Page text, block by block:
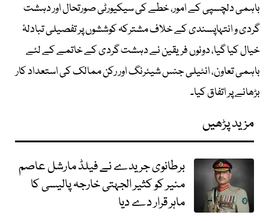
باہمی دلچسپی کے امور، خطے کی سیکیورٹی صورتحال اور دہشت
گردی و انتہاپسندی کے خلاف مشترکہ کوششوں پر تفصیلی تبادلۂ
خیال کیا گیا، دونوں فریقین نے دہشت گردی کے خاتمے کے لئے
باہمی تعاون، انٹیلی جنس شیئرنگ اور رکن ممالک کی استعداد کار
بڑھانے پر اتفاق کیا۔
مزید پڑھیں
برطانوی جریدے نے فیلڈ مارشل عاصم
منیر کو کثیر الجہتی خارجہ پالیسی کا
ماہر قرار دے دیا